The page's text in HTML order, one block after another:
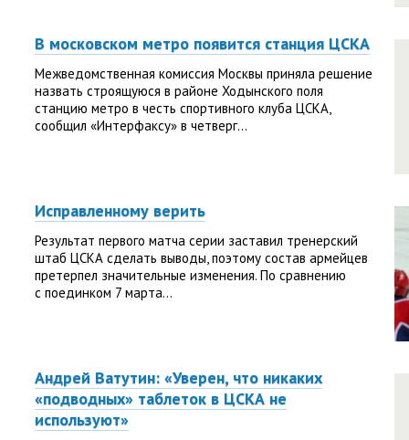
В московском метро появится станция ЦСКА
Межведомственная комиссия Москвы приняла решение
назвать строящуюся в районе Ходынского поля
станцию метро в честь спортивного клуба ЦСКА,
сообщил «Интерфаксу» в четверг...
Исправленному верить
Результат первого матча серии заставил тренерский
штаб ЦСКА сделать выводы, поэтому состав армейцев
претерпел значительные изменения. По сравнению
с поединком 7 марта...
Андрей Ватутин: «Уверен, что никаких
«подводных» таблеток в ЦСКА не
используют»